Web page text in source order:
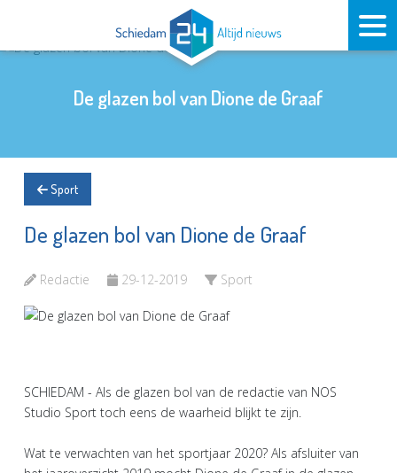
De glazen bol van Dione de Graaf
Sport
De glazen bol van Dione de Graaf
Redactie 29-12-2019 Sport
SCHIEDAM - Als de glazen bol van de redactie van NOS
Studio Sport toch eens de waarheid blijkt te zijn.
Wat te verwachten van het sportjaar 2020? Als afsluiter van